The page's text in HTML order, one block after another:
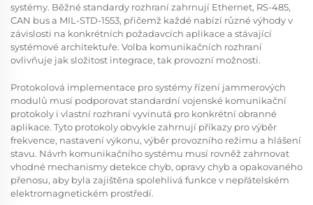
systémy. Běžné standardy rozhraní zahrnují Ethernet, RS-485,
CAN bus a MIL-STD-1553, přičemž každé nabízí různé výhody v
závislosti na konkrétních požadavcích aplikace a stávající
systémové architektuře. Volba komunikačních rozhraní
ovlivňuje jak složitost integrace, tak provozní možnosti.
Protokolová implementace pro systémy řízení jammerových
modulů musí podporovat standardní vojenské komunikační
protokoly i vlastní rozhraní vyvinutá pro konkrétní obranné
aplikace. Tyto protokoly obvykle zahrnují příkazy pro výběr
frekvence, nastavení výkonu, výběr provozního režimu a hlášení
stavu. Návrh komunikačního systému musí rovněž zahrnovat
vhodné mechanismy detekce chyb, opravy chyb a opakovaného
přenosu, aby byla zajištěna spolehlivá funkce v nepřátelském
elektromagnetickém prostředí.